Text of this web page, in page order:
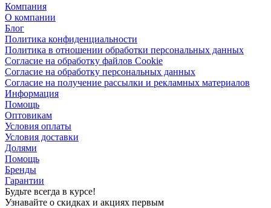
Компания
О компании
Блог
Политика конфиденциальности
Политика в отношении обработки персональных данных
Согласие на обработку файлов Cookie
Согласие на обработку персональных данных
Согласие на получение рассылки и рекламных материалов
Информация
Помощь
Оптовикам
Условия оплаты
Условия доставки
Долями
Помощь
Бренды
Гарантии
Будьте всегда в курсе!
Узнавайте о скидках и акциях первым